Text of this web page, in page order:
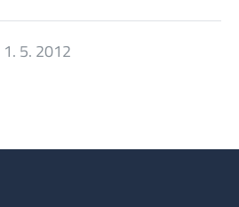
1. 5. 2012